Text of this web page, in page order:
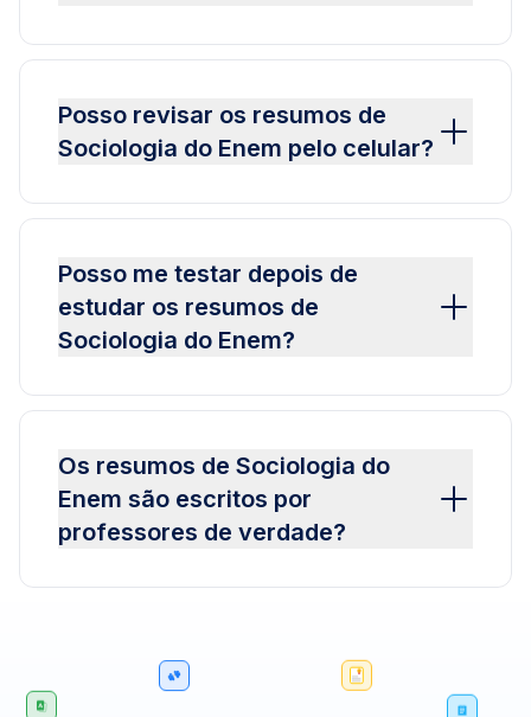
Posso revisar os resumos de
Sociologia do Enem pelo celular?
Posso me testar depois de
estudar os resumos de
Sociologia do Enem?
Os resumos de Sociologia do
Enem são escritos por
professores de verdade?